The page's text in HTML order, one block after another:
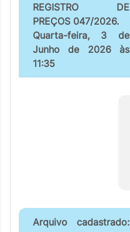
REGISTRO DE
PREÇOS 047/2026.
Quarta-feira, 3 de
Junho de 2026 às
11:35
Arquivo cadastrado: